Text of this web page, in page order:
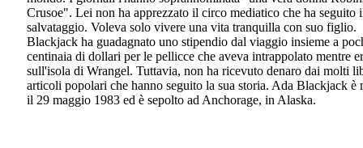
Crusoe". Lei non ha apprezzato il circo mediatico che ha seguito
salvataggio. Voleva solo vivere una vita tranquilla con suo figlio.
Blackjack ha guadagnato uno stipendio dal viaggio insieme a
centinaia di dollari per le pellicce che aveva intrappolato mentre
sull'isola di Wrangel. Tuttavia, non ha ricevuto denaro dai molti
articoli popolari che hanno seguito la sua storia. Ada Blackjack è
il 29 maggio 1983 ed è sepolto ad Anchorage, in Alaska.